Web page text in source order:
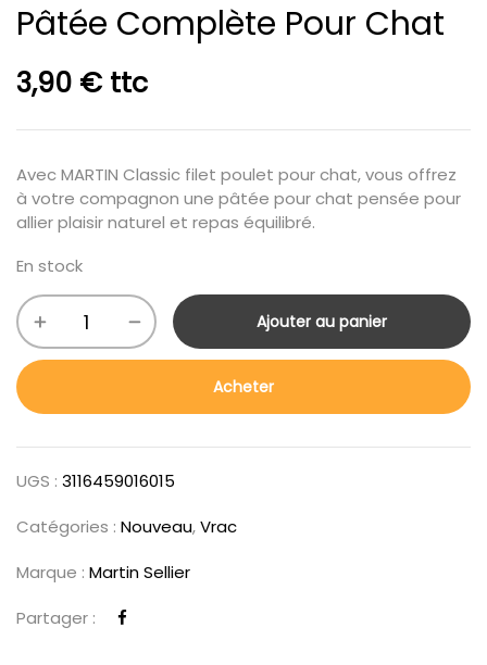
Pâtée Complète Pour Chat
3,90 € ttc
Avec MARTIN Classic filet poulet pour chat, vous offrez
à votre compagnon une pâtée pour chat pensée pour
allier plaisir naturel et repas équilibré.
En stock
Ajouter au panier
Acheter
UGS : 3116459016015
Catégories : Nouveau,Vrac
Marque : Martin Sellier
Partager :